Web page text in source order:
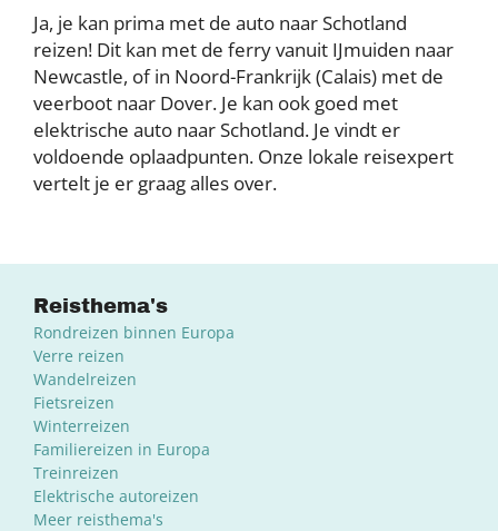
Ja, je kan prima met de auto naar Schotland
reizen! Dit kan met de ferry vanuit IJmuiden naar
Newcastle, of in Noord-Frankrijk (Calais) met de
veerboot naar Dover. Je kan ook goed met
elektrische auto naar Schotland. Je vindt er
voldoende oplaadpunten. Onze lokale reisexpert
vertelt je er graag alles over.
Reisthema's
Rondreizen binnen Europa
Verre reizen
Wandelreizen
Fietsreizen
Winterreizen
Familiereizen in Europa
Treinreizen
Elektrische autoreizen
Meer reisthema's